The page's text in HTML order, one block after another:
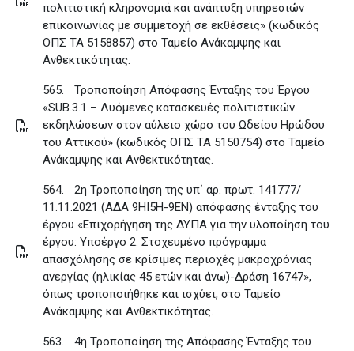
πολιτιστική κληρονομιά και ανάπτυξη υπηρεσιών
επικοινωνίας με συμμετοχή σε εκθέσεις» (κωδικός
ΟΠΣ ΤΑ 5158857) στο Ταμείο Ανάκαμψης και
Ανθεκτικότητας.
565.
Τροποποίηση Απόφασης Ένταξης του Έργου
«SUB.3.1 – Λυόμενες κατασκευές πολιτιστικών
εκδηλώσεων στον αύλειο χώρο του Ωδείου Ηρώδου
του Αττικού» (κωδικός ΟΠΣ ΤΑ 5150754) στο Ταμείο
Ανάκαμψης και Ανθεκτικότητας.
564.
2η Τροποποίηση της υπ΄ αρ. πρωτ. 141777/
11.11.2021 (ΑΔΑ 9ΗΙ5Η-9ΕΝ) απόφασης ένταξης του
έργου «Επιχορήγηση της ΔΥΠΑ για την υλοποίηση του
έργου: Υποέργο 2: Στοχευμένο πρόγραμμα
απασχόλησης σε κρίσιμες περιοχές μακροχρόνιας
ανεργίας (ηλικίας 45 ετών και άνω)-Δράση 16747»,
όπως τροποποιήθηκε και ισχύει, στο Ταμείο
Ανάκαμψης και Ανθεκτικότητας.
563.
4η Τροποποίηση της Απόφασης Ένταξης του